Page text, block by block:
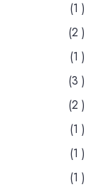
(1 )
(2 )
(1 )
(3 )
(2 )
(1 )
(1 )
(1 )